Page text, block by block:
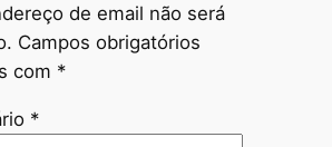
de email não será
Campos obrigatórios
com *
*